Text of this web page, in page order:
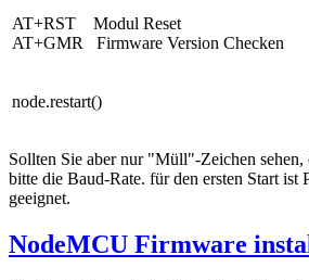
AT+RST Modul Reset
AT+GMR Firmware Version Checken
node.restart()
Sollten Sie aber nur "Müll"-Zeichen
bitte die Baud-Rate. für den ersten Start ist
geeignet.
NodeMCU Firmware